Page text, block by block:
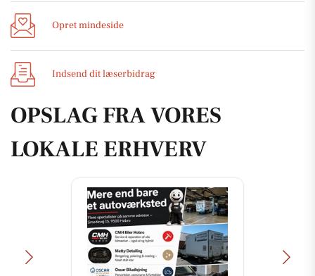
Opret mindeside
Indsend dit læserbidrag
OPSLAG FRA VORES
LOKALE ERHVERV